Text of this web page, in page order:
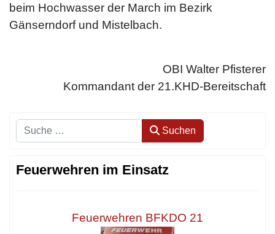
beim Hochwasser der March im Bezirk
Gänserndorf und Mistelbach.
OBI Walter Pfisterer
Kommandant der 21.KHD-Bereitschaft
Suchen Suchen
Feuerwehren im Einsatz
Feuerwehren BFKDO 21